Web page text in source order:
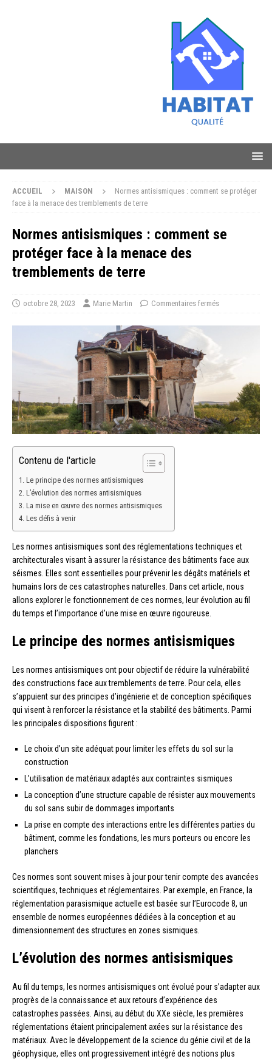
ACCUEIL MAISON
Normes antisismiques : comment se protéger
face à la menace des tremblements de terre
Normes antisismiques : comment se
protéger face à la menace des
tremblements de terre
octobre 28, 2023 Marie Martin Commentaires fermés
Contenu de l'article
Le principe des normes antisismiques
L’évolution des normes antisismiques
La mise en œuvre des normes antisismiques
Les défis à venir
Les normes antisismiques sont des réglementations techniques et
architecturales visant à assurer la résistance des bâtiments face aux
séismes. Elles sont essentielles pour prévenir les dégâts matériels et
humains lors de ces catastrophes naturelles. Dans cet article, nous
allons explorer le fonctionnement de ces normes, leur évolution au fil
du temps et l’importance d’une mise en œuvre rigoureuse.
Le principe des normes antisismiques
Les normes antisismiques ont pour objectif de réduire la vulnérabilité
des constructions face aux tremblements de terre. Pour cela, elles
s’appuient sur des principes d’ingénierie et de conception spécifiques
qui visent à renforcer la résistance et la stabilité des bâtiments. Parmi
les principales dispositions figurent :
Le choix d’un site adéquat pour limiter les effets du sol sur la
construction
L’utilisation de matériaux adaptés aux contraintes sismiques
La conception d’une structure capable de résister aux mouvements
du sol sans subir de dommages importants
La prise en compte des interactions entre les différentes parties du
bâtiment, comme les fondations, les murs porteurs ou encore les
planchers
Ces normes sont souvent mises à jour pour tenir compte des avancées
scientifiques, techniques et réglementaires. Par exemple, en France, la
réglementation parasismique actuelle est basée sur l’Eurocode 8, un
ensemble de normes européennes dédiées à la conception et au
dimensionnement des structures en zones sismiques.
L’évolution des normes antisismiques
Au fil du temps, les normes antisismiques ont évolué pour s’adapter aux
progrès de la connaissance et aux retours d’expérience des
catastrophes passées. Ainsi, au début du XXe siècle, les premières
réglementations étaient principalement axées sur la résistance des
matériaux. Avec le développement de la science du génie civil et de la
géophysique, elles ont progressivement intégré des notions plus